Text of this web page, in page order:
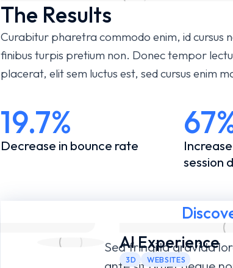
The Results
Curabitur pharetra commodo enim, id cursus
finibus turpis pretium non. Donec tempor
placerat, elit sem luctus est, sed cursus enim
19.7%
Decrease in bounce rate
session
Sed fringilla gravida
AI Experience
3D WEBSITES